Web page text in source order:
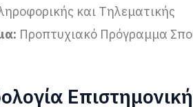
και Τηλεματικής
Προπτυχιακό Πρόγραμμα